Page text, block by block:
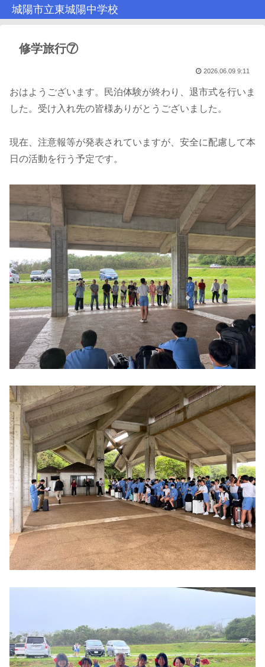
城陽市立東城陽中学校
修学旅行⑦
2026.06.09 9:11
おはようございます。民泊体験が終わり、退市式を行いま
した。受け入れ先の皆様ありがとうございました。
現在、注意報等が発表されていますが、安全に配慮して本
日の活動を行う予定です。